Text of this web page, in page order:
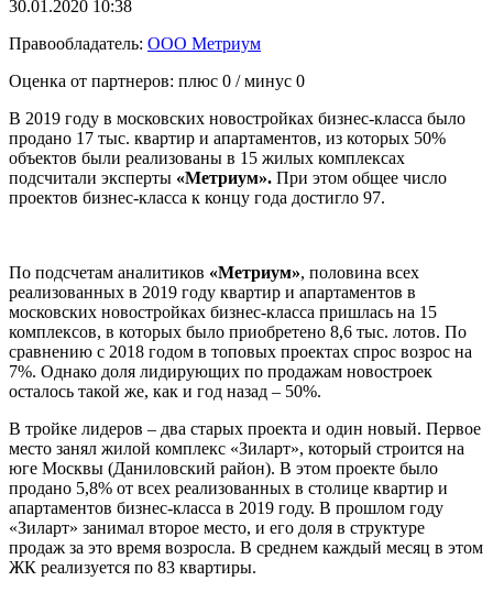
30.01.2020 10:38
Правообладатель: ООО Метриум
Оценка от партнеров: плюс 0 / минус 0
В 2019 году в московских новостройках бизнес-класса было
продано 17 тыс. квартир и апартаментов, из которых 50%
объектов были реализованы в 15 жилых комплексах
подсчитали эксперты «Метриум». При этом общее число
проектов бизнес-класса к концу года достигло 97.
По подсчетам аналитиков «Метриум», половина всех
реализованных в 2019 году квартир и апартаментов в
московских новостройках бизнес-класса пришлась на 15
комплексов, в которых было приобретено 8,6 тыс. лотов. По
сравнению с 2018 годом в топовых проектах спрос возрос на
7%. Однако доля лидирующих по продажам новостроек
осталось такой же, как и год назад – 50%.
В тройке лидеров – два старых проекта и один новый. Первое
место занял жилой комплекс «Зиларт», который строится на
юге Москвы (Даниловский район). В этом проекте было
продано 5,8% от всех реализованных в столице квартир и
апартаментов бизнес-класса в 2019 году. В прошлом году
«Зиларт» занимал второе место, и его доля в структуре
продаж за это время возросла. В среднем каждый месяц в этом
ЖК реализуется по 83 квартиры.